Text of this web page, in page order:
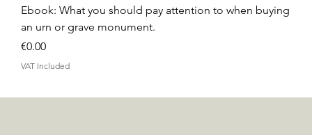
Ebook: What you should pay attention to when buying
an urn or grave monument.
Price
€0.00
VAT Included